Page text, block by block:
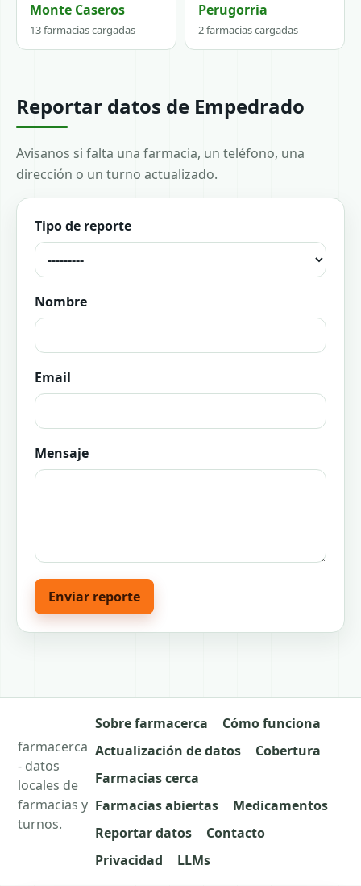
Monte Caseros
13 farmacias cargadas
Perugorria
2 farmacias cargadas
Reportar datos de Empedrado
Avisanos si falta una farmacia, un teléfono, una
dirección o un turno actualizado.
Tipo de reporte
Nombre
Email
Mensaje
Enviar reporte
farmacerca
- datos
locales de
farmacias y
turnos.
Sobre farmacerca
Cómo funciona
Actualización de datos
Cobertura
Farmacias cerca
Farmacias abiertas
Medicamentos
Reportar datos
Contacto
Privacidad
LLMs